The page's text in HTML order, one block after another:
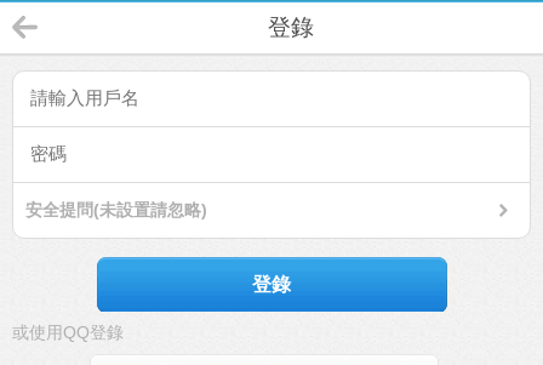
登錄
安全提問(未設置請忽略)
登錄
或使用QQ登錄